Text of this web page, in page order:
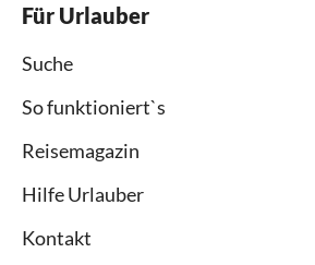
Für Urlauber
Suche
So funktioniert`s
Reisemagazin
Hilfe Urlauber
Kontakt